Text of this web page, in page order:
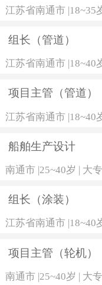
江苏省南通市 |18~35
组长（管道）
江苏省南通市 18~40
项目主管（管道）
江苏省南通市 |18~40
船舶生产设计
南通市 |25~40岁 | 大专
组长（涂装）
江苏省南通市 18~40
项目主管（轮机）
南通市 |25~40岁 | 大专